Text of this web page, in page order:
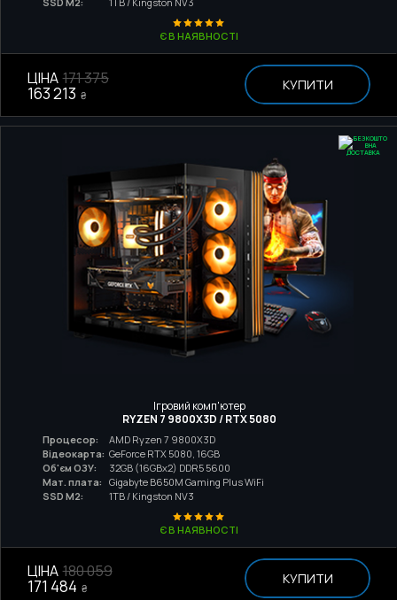
Є В НАЯВНОСТІ
ЦІНА 171 375
163 213 ₴
КУПИТИ
Ігровий комп'ютер
RYZEN 7 9800X3D / RTX 5080
Процесор:
AMD Ryzen 7 9800X3D
Відеокарта: GeForce RTX 5080, 16GB
Об'єм ОЗУ:
32GB (16GBx2) DDR5 5600
Мат. плата:
Gigabyte B650M Gaming Plus WiFi
SSD M2:
1TB / Kingston NV3
Є В НАЯВНОСТІ
ЦІНА 180 059
171 484 ₴
КУПИТИ